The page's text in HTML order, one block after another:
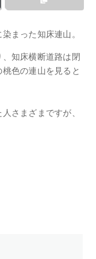
まった知床連山。
知床横断道路は閉
色の連山を見ると
さまざまですが、